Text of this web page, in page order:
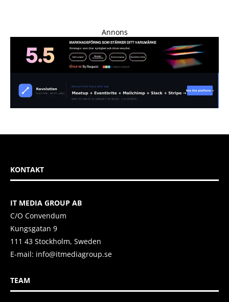
Annons
KONTAKT
IT MEDIA GROUP AB
C/O Convendum
Kungsgatan 9
111 43 Stockholm, Sweden
E-mail: info@itmediagroup.se
TEAM